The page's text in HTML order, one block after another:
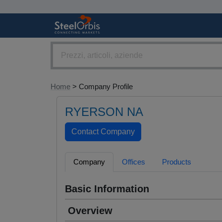
Home > Company Profile
RYERSON NA
Company Offices Products
Basic Information
Overview